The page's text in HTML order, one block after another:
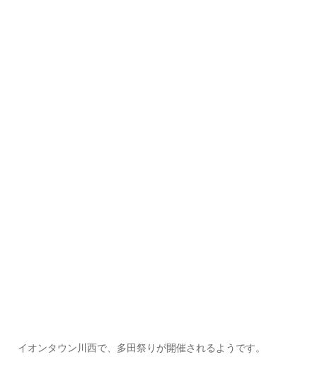
イオンタウン川西で、多田祭りが開催されるようです。